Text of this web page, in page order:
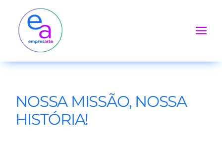
content
NOSSA MISSÃO, NOSSA
HISTÓRIA!